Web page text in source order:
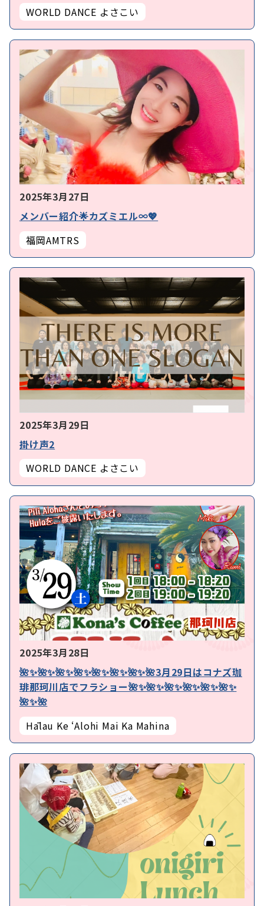
WORLD DANCE よさこい
2025年3月27日
メンバー紹介🌟カズミエル∞💖
福岡AMTRS
2025年3月29日
掛け声2
WORLD DANCE よさこい
2025年3月28日
🌺✨🌺✨🌺✨🌺✨🌺✨🌺✨🌺✨🌺3月29日はコナズ珈
琲那珂川店でフラショー🌺✨🌺✨🌺✨🌺✨🌺✨🌺✨
🌺✨🌺
Hālau Ke ʻAlohi Mai Ka Mahina